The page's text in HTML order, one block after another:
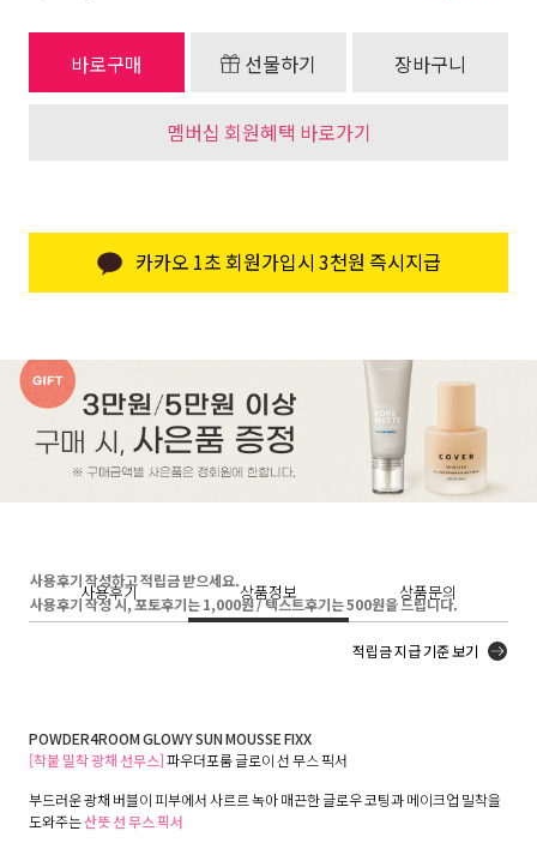
바로구매 선물하기 장바구니
멤버십 회원혜택 바로가기
카카오 1초 회원가입시 3천원 즉시지급
사용후기 상품정보 상품문의
사용후기 작성하고 적립금 받으세요.
사용후기 작성 시, 포토후기는 1,000원 / 텍스트후기는 500원을 드립니다.
적립금 지급 기준 보기
POWDER4ROOM GLOWY SUN MOUSSE FIXX
[착붙 밀착 광채 선무스]파우더포룸 글로이 선 무스 픽서
부드러운 광채 버블이 피부에서 사르르 녹아 매끈한 글로우 코팅과 메이크업 밀착을
도와주는산뜻 선 무스 픽서